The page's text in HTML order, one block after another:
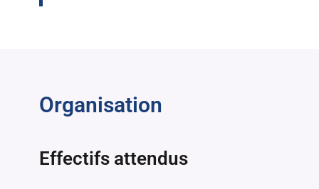
Organisation
Effectifs attendus